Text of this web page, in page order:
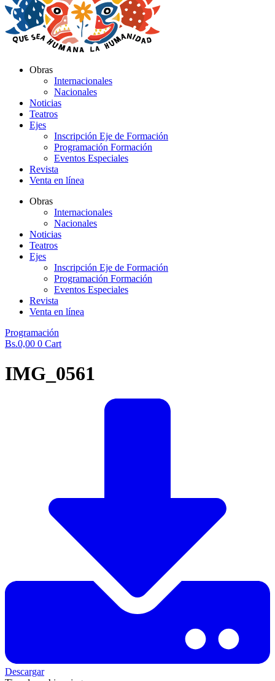
Obras
Internacionales
Nacionales
Noticias
Teatros
Ejes
Inscripción Eje de Formación
Programación Formación
Eventos Especiales
Revista
Venta en línea
Obras
Internacionales
Nacionales
Noticias
Teatros
Ejes
Inscripción Eje de Formación
Programación Formación
Eventos Especiales
Revista
Venta en línea
Programación
Bs.0,00 0 Cart
IMG_0561
Descargar